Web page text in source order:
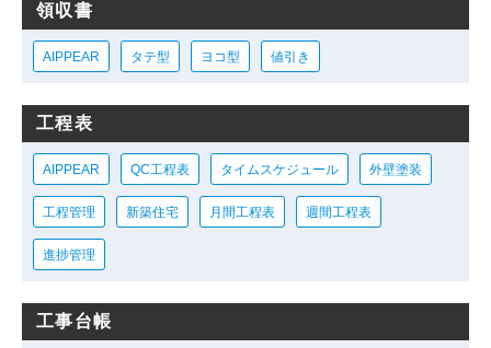
領収書
AIPPEAR タテ型 ヨコ型 値引き
工程表
AIPPEAR QC工程表 タイムスケジュール 外壁塗装
工程管理 新築住宅 月間工程表 週間工程表
進捗管理
工事台帳